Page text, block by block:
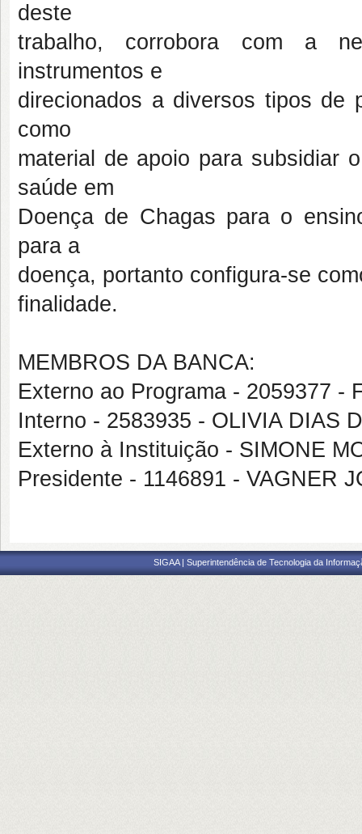
deste
trabalho, corrobora com a
instrumentos e
direcionados a diversos tipos de
como
material de apoio para subsidiar
saúde em
Doença de Chagas para o
para a
doença, portanto configura-se
finalidade.
MEMBROS DA BANCA:
Externo ao Programa - 2059377 -
Interno - 2583935 - OLIVIA DIAS
Externo à Instituição - SIMONE
Presidente - 1146891 - VAGNER
SIGAA | Superintendência de Tecnologia da